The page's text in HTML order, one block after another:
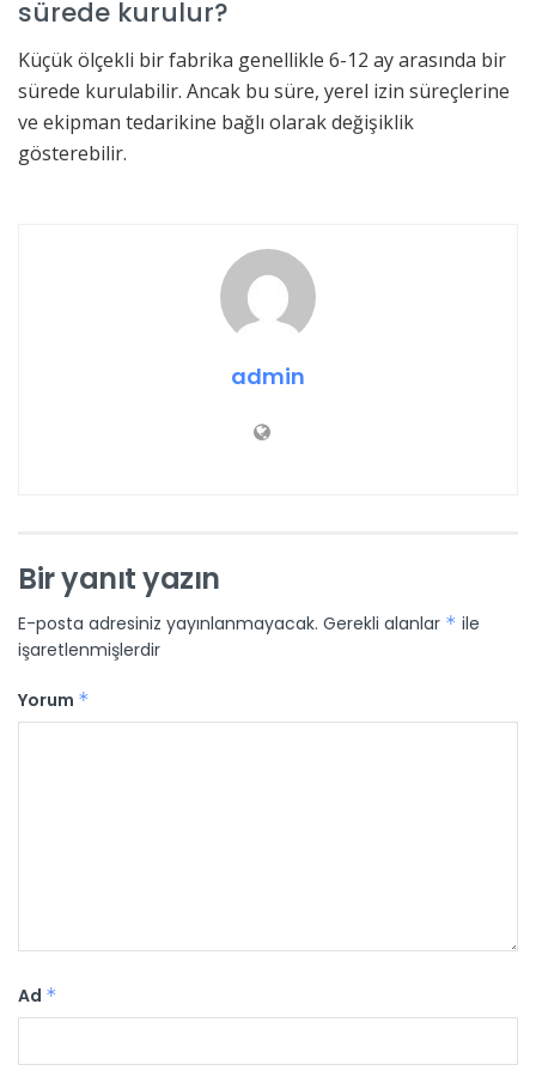
sürede kurulur?
Küçük ölçekli bir fabrika genellikle 6-12 ay arasında bir
sürede kurulabilir. Ancak bu süre, yerel izin süreçlerine
ve ekipman tedarikine bağlı olarak değişiklik
gösterebilir.
admin
Bir yanıt yazın
E-posta adresiniz yayınlanmayacak. Gerekli alanlar * ile
işaretlenmişlerdir
Yorum *
Ad *